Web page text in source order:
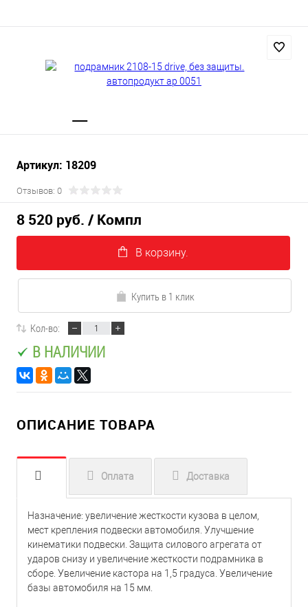
Артикул: 18209
Отзывов: 0
8 520 руб. / Компл
В корзину.
Купить в 1 клик
Кол-во:
В НАЛИЧИИ
ОПИСАНИЕ ТОВАРА
Оплата Доставка
Назначение: увеличение жесткости кузова в целом,
мест крепления подвески автомобиля. Улучшение
кинематики подвески. Защита силового агрегата от
ударов снизу и увеличение жесткости подрамника в
сборе. Увеличение кастора на 1,5 градуса. Увеличение
базы автомобиля на 15 мм.